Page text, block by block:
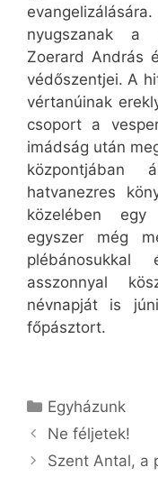
nyugszanak a
Zoerard András
védőszentjei. A
vértanúinak
csoport a
imádság után
központjában
hatvanezres
közelében
egyszer még
asszonnyal
névnapját is
főpásztort.
Kategória
Egyházunk
Ne féljetek!
Szent Antal, a